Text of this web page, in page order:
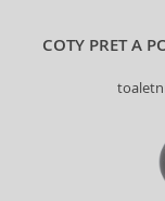
COTY PRET A